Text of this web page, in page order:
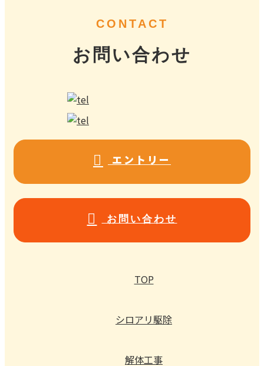
CONTACT
お問い合わせ
エントリー
お問い合わせ
TOP
シロアリ駆除
解体工事